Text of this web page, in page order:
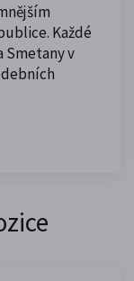
Každé
Smetany v